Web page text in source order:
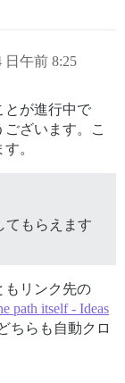
日午前 8:25
とが進行中で
ざいます。こ
。
てもらえます
もリンク先の
path itself - Ideas
ちらも自動クロ